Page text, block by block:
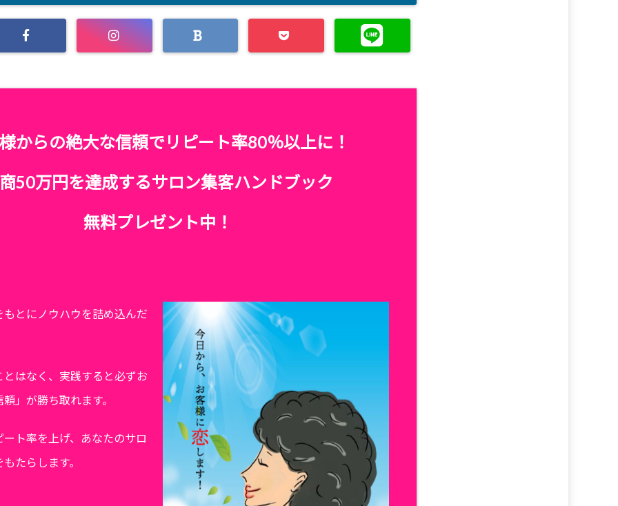
からの絶大な信頼でリピート率80％以上に！
50万円を達成するサロン集客ハンドブック
無料プレゼント中！
もとにノウハウを詰め込んだ
とはなく、実践すると必ずお
」が勝ち取れます。
ト率を上げ、あなたのサロ
たらします。